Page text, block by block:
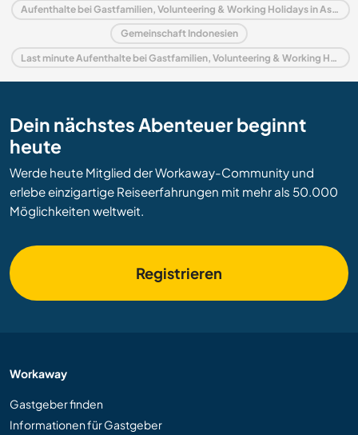
Aufenthalte bei Gastfamilien, Volunteering & Working Holidays in Asien
Gemeinschaft Indonesien
Last minute Aufenthalte bei Gastfamilien, Volunteering & Working Holidays in Indonesien
Dein nächstes Abenteuer beginnt
heute
Werde heute Mitglied der Workaway-Community und
erlebe einzigartige Reiseerfahrungen mit mehr als 50.000
Möglichkeiten weltweit.
Registrieren
Workaway
Gastgeber finden
Informationen für Gastgeber